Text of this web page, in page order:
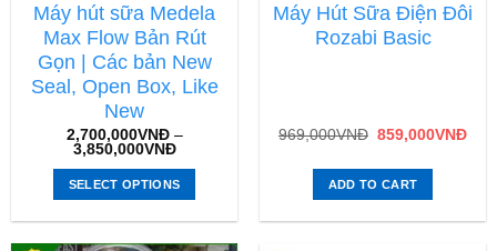
Máy hút sữa Medela
Max Flow Bản Rút
Gọn | Các bản New
Seal, Open Box, Like
New
2,700,000VNĐ–
3,850,000VNĐ
SELECT OPTIONS
Máy Hút Sữa Điện Đôi
Rozabi Basic
969,000VNĐ 859,000VNĐ
ADD TO CART